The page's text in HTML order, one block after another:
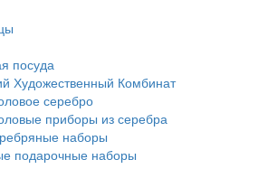
посуда
Художественный Комбинат
серебро
приборы из серебра
наборы
подарочные наборы